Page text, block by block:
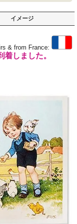
イメージ
& from France:
しました。